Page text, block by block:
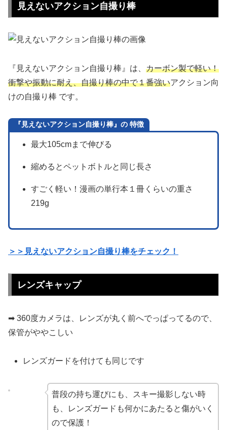
見えないアクション自撮り棒
『見えないアクション自撮り棒』は、 カーボン製で軽い！
衝撃や振動に耐え、自撮り棒の中で１番強いアクション向
けの自撮り棒 です。
『見えないアクション自撮り棒』の 特徴
最大105cmまで伸びる
縮めるとペットボトルと同じ長さ
すごく軽い！漫画の単行本１冊くらいの重さ
219g
＞＞見えないアクション自撮り棒をチェック！
レンズキャップ
➡︎ 360度カメラは、レンズが丸く前へでっぱってるので、
保管がややこしい
レンズガードを付けても同じです
普段の持ち運びにも、スキー撮影しない時
も、レンズガードも何かにあたると傷がいく
ので保護！